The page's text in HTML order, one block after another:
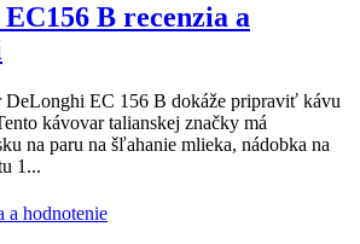
B recenzia a
DeLonghi EC 156 B dokáže pripraviť kávu
kávovar talianskej značky má
na paru na šľahanie mlieka, nádobka na
1...
a hodnotenie